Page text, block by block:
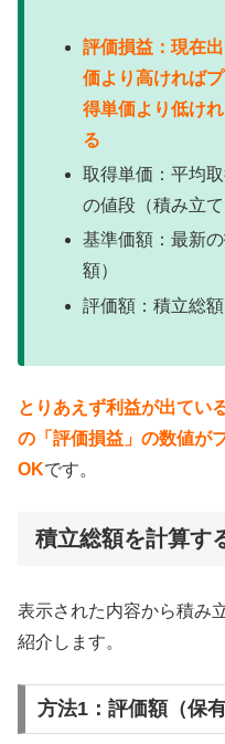
評価損益：現在
価より高ければ
得単価より低け
る
取得単価：平均
の値段（積み立て
基準価額：最新
額）
評価額：積立総
とりあえず利益が出てい
の「評価損益」の数値が
OKです。
積立総額を計算す
表示された内容から積み
紹介します。
方法1：評価額（保